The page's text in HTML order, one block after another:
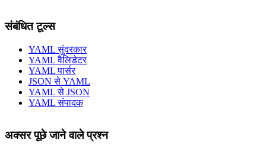
संबंधित टूल्स
YAML सुंदरकार
YAML वैलिडेटर
YAML पार्सर
JSON से YAML
YAML से JSON
YAML संपादक
अक्सर पूछे जाने वाले प्रश्न